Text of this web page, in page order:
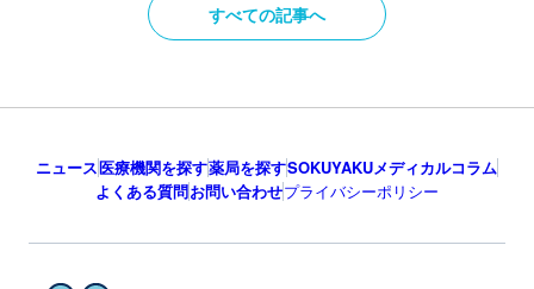
すべての記事へ
ニュース医療機関を探す薬局を探すSOKUYAKUメディカルコラム
よくある質問お問い合わせプライバシーポリシー